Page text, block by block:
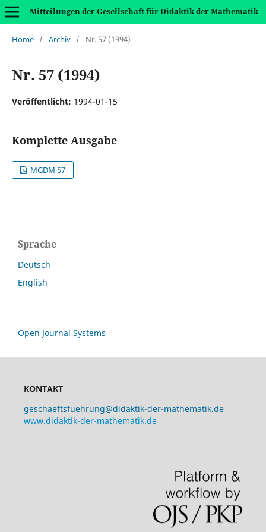
Mitteilungen der Gesellschaft für Didaktik der Mathematik
Home / Archiv / Nr. 57 (1994)
Nr. 57 (1994)
Veröffentlicht: 1994-01-15
Komplette Ausgabe
MGDM 57
Sprache
Deutsch
English
Open Journal Systems
KONTAKT
geschaeftsfuehrung@didaktik-der-mathematik.de
www.didaktik-der-mathematik.de